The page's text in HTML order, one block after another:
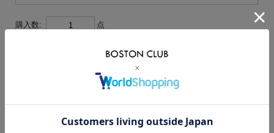
購入数: 点
サイズ/26.0cm ○